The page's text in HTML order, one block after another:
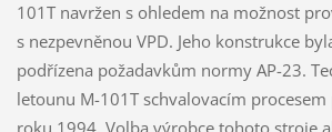
101T navržen s ohledem na možnost
s nezpevněnou VPD. Jeho konstrukce
podřízena požadavkům normy AP-23.
letounu M-101T schvalovacím